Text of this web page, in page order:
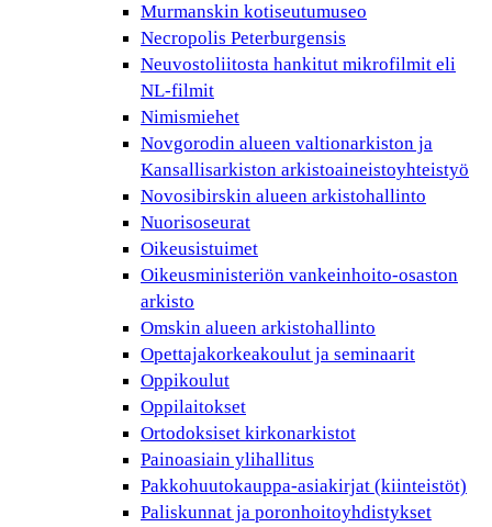
Murmanskin kotiseutumuseo
Necropolis Peterburgensis
Neuvostoliitosta hankitut mikrofilmit eli
NL-filmit
Nimismiehet
Novgorodin alueen valtionarkiston ja
Kansallisarkiston arkistoaineistoyhteistyö
Novosibirskin alueen arkistohallinto
Nuorisoseurat
Oikeusistuimet
Oikeusministeriön vankeinhoito-osaston
arkisto
Omskin alueen arkistohallinto
Opettajakorkeakoulut ja seminaarit
Oppikoulut
Oppilaitokset
Ortodoksiset kirkonarkistot
Painoasiain ylihallitus
Pakkohuutokauppa-asiakirjat (kiinteistöt)
Paliskunnat ja poronhoitoyhdistykset